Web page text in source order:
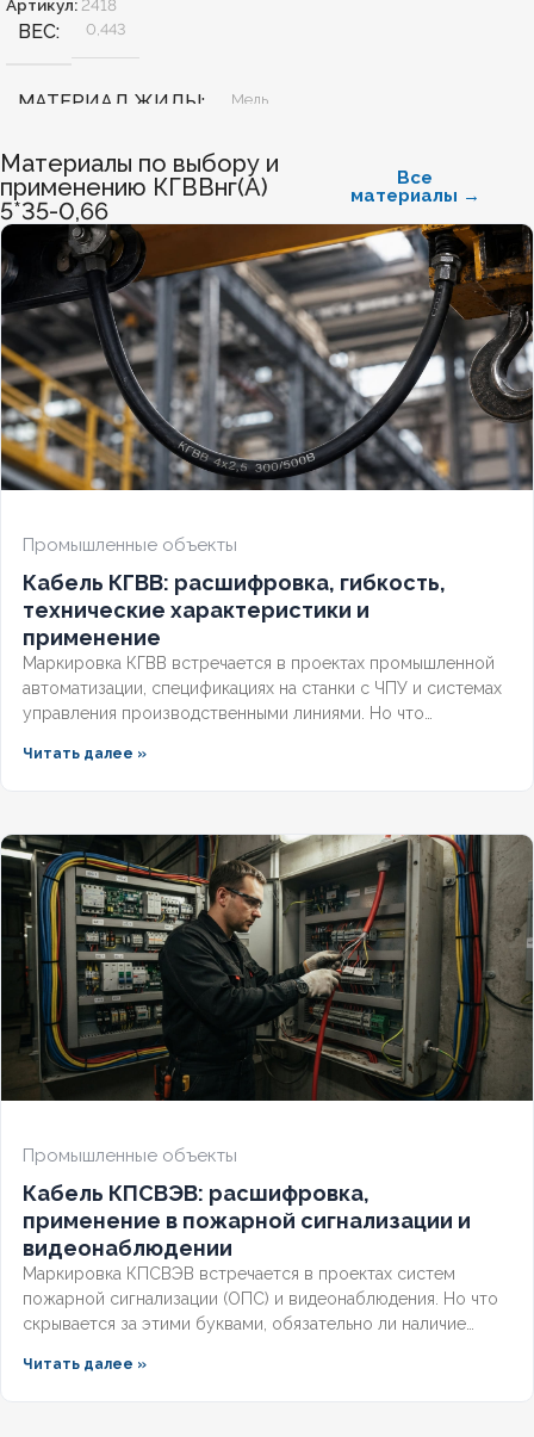
Артикул: 2418
ВЕС 0,443
МАТЕРИАЛ ЖИЛЫ Медь
БЕЗГАЛОГЕННЫЙ Нет
ХЛАДОСТОЙКИЙ
СЕЧЕНИЕ ТПЖ 6
ОГНЕСТОЙКИЙ Нет
НАЛИЧИЕ ЭКРАНА Нет
КОЛИЧЕСТВО ЖИЛ 5
Материалы по выбору и
применению КГВВнг(А)
5*35-0,66
Все
материалы →
Промышленные объекты
Кабель КГВВ: расшифровка, гибкость,
технические характеристики и
применение
Маркировка КГВВ встречается в проектах промышленной
автоматизации, спецификациях на станки с ЧПУ и системах
управления производственными линиями. Но что
отличается от контрольных аналогов и где его применение
для промышленных объектов.
Читать далее »
Промышленные объекты
Кабель КПСВЭВ: расшифровка,
применение в пожарной сигнализации и
видеонаблюдении
Маркировка КПСВЭВ встречается в проектах систем
пожарной сигнализации (ОПС) и видеонаблюдения. Но что
скрывается за этими буквами, обязательно ли наличие
требованиям СП и ГОСТ? Разберём полную расшифровку,
Читать далее »